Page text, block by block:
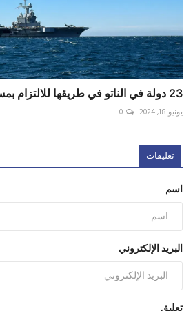
23 دولة في الناتو في طريقها للالتزام بمستوى الانفاق الد...
يونيو 18, 2024 0
تعليقات
اسم
البريد الإلكتروني